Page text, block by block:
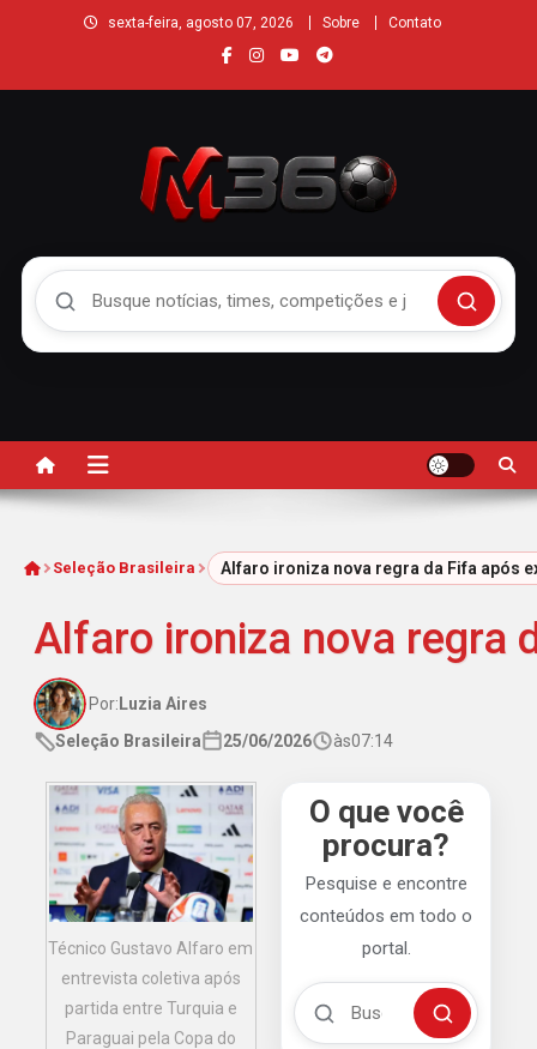
sexta-feira, agosto 07, 2026 Sobre Contato
Buscar
InícioSeleção Brasileira Alfaro ironiza nova regra da Fifa após
Alfaro ironiza nova regra
Por: Luzia Aires
Seleção Brasileira
25/06/2026 às07:14
Técnico Gustavo Alfaro em
entrevista coletiva após
partida entre Turquia e
Paraguai pela Copa do
O que você
procura?
Pesquise e encontre
conteúdos em todo o
portal.
Buscar no Mengão 360
Buscar